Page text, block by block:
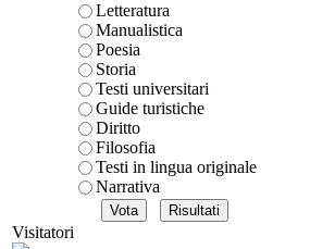
Letteratura
Manualistica
Poesia
Storia
Testi universitari
Guide turistiche
Diritto
Filosofia
Testi in lingua originale
Narrativa
Visitatori